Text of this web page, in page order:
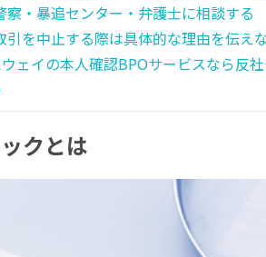
察・暴追センター・弁護士に相談する
引を中止する際は具体的な理由を伝え
ェイの本人確認BPOサービスなら反
クとは